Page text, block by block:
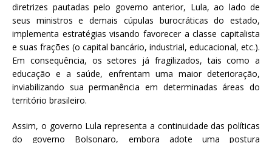
diretrizes pautadas pelo governo anterior, Lula, ao lado de
seus ministros e demais cúpulas burocráticas do estado,
implementa estratégias visando favorecer a classe capitalista
e suas frações (o capital bancário, industrial, educacional, etc.).
Em consequência, os setores já fragilizados, tais como a
educação e a saúde, enfrentam uma maior deterioração,
inviabilizando sua permanência em determinadas áreas do
território brasileiro.
Assim, o governo Lula representa a continuidade das políticas
do governo Bolsonaro, embora adote uma postura